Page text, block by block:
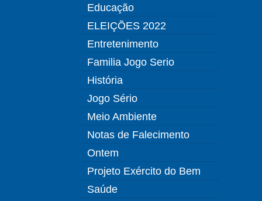
Educação
ELEIÇÕES 2022
Entretenimento
Familia Jogo Serio
História
Jogo Sério
Meio Ambiente
Notas de Falecimento
Ontem
Projeto Exército do Bem
Saúde